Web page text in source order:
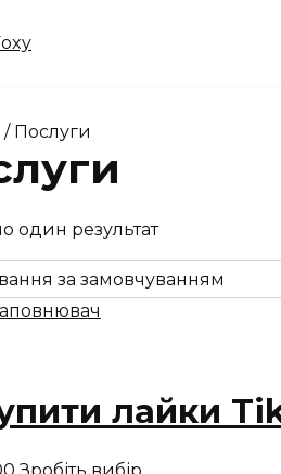
/ Послуги
один результат
лайки